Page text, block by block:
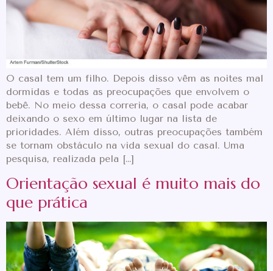
O casal tem um filho. Depois disso vêm as noites mal
dormidas e todas as preocupações que envolvem o
bebê. No meio dessa correria, o casal pode acabar
deixando o sexo em último lugar na lista de
prioridades. Além disso, outras preocupações também
se tornam obstáculo na vida sexual do casal. Uma
pesquisa, realizada pela […]
Orientação sexual é muito mais do
que prática